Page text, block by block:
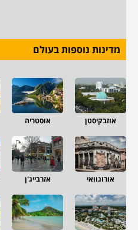
מדינות נוספות בעולם
אוזבקיסטן אוסטריה
אורוגוואי אזרבייג'ן